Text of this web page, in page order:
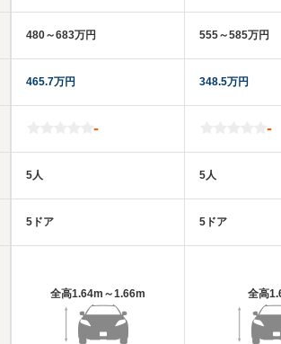
480～683万円
465.7万円
-
5人
5ドア
全高1.64m～1.66m
555～585万円
348.5万円
-
5人
5ドア
全高